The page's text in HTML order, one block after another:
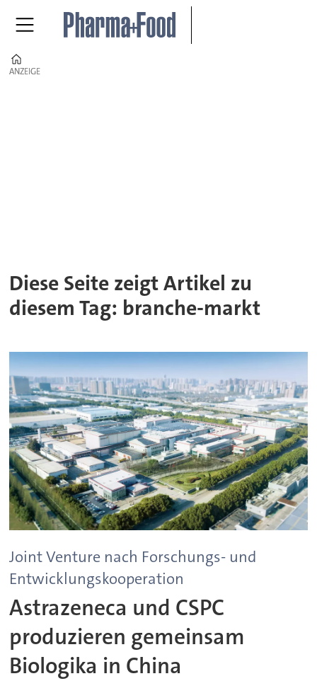
ANZEIGE
ANZEIGE
Diese Seite zeigt Artikel zu
diesem Tag: branche-markt
Joint Venture nach Forschungs- und
Entwicklungskooperation
Astrazeneca und CSPC
produzieren gemeinsam
Biologika in China